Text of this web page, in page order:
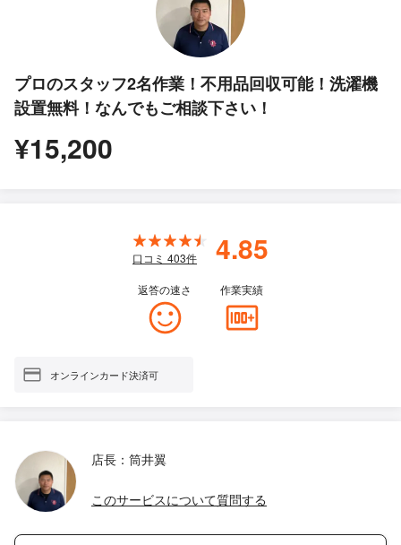
プロのスタッフ2名作業！不用品回収可能！洗濯機
設置無料！なんでもご相談下さい！
¥15,200
口コミ 403件 4.85
返答の速さ 作業実績
オンラインカード決済可
店長：筒井翼
このサービスについて質問する